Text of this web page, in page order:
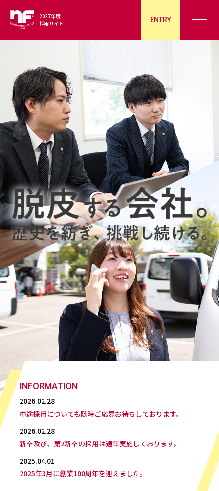
2027年度
採用サイト
ENTRY
INFORMATION
2026.02.28
中途採用についても随時ご応募お待ちしております。
2026.02.28
新卒及び、第2新卒の採用は通年実施しております。
2025.04.01
2025年3月に創業100周年を迎えました。